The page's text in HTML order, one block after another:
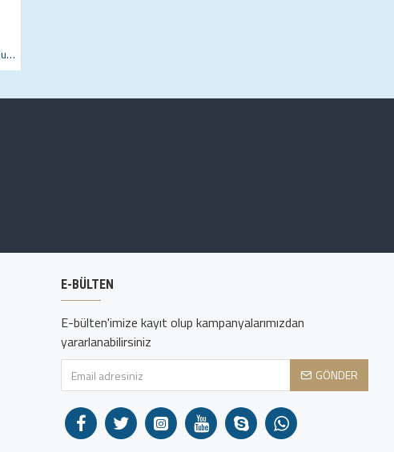
1003 Polyester Reflektif Kumaş
E-BÜLTEN
E-bülten'imize kayıt olup kampanyalarımızdan
yararlanabilirsiniz
GÖNDER